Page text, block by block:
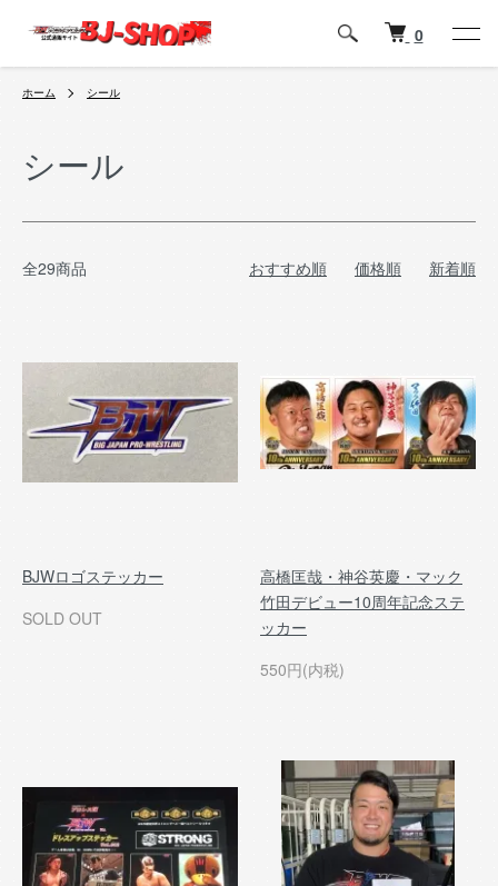
0
ホーム シール
シール
全29商品 おすすめ順 価格順 新着順
BJWロゴステッカー
SOLD OUT
高橋匡哉・神谷英慶・マック
竹田デビュー10周年記念ステ
ッカー
550円(内税)